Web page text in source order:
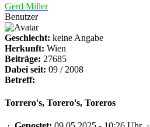
Gerd Miller
Benutzer
Geschlecht: keine Angabe
Herkunft: Wien
Beiträge: 27685
Dabei seit: 09 / 2008
Betreff:
Torrero's, Torero's, Toreros